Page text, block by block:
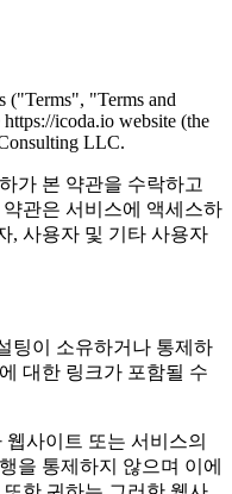
("Terms", "Terms and
icoda.io website (the
LLC.
가 본 약관을 수락하고
관은 서비스에 액세스하
, 사용자 및 기타 사용자
팅이 소유하거나 통제하
대한 링크가 포함될 수
사이트 또는 서비스의
을 통제하지 않으며 이에